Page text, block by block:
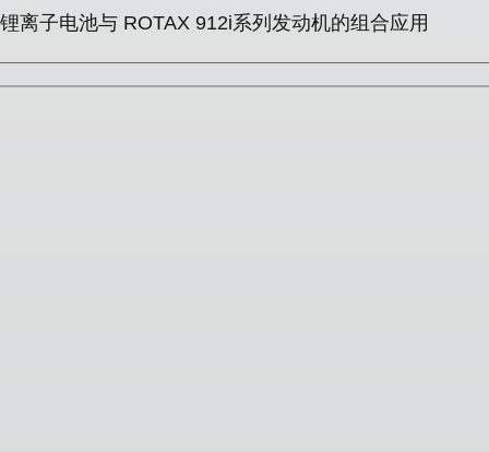
锂离子电池与 ROTAX 912i系列发动机的组合应用